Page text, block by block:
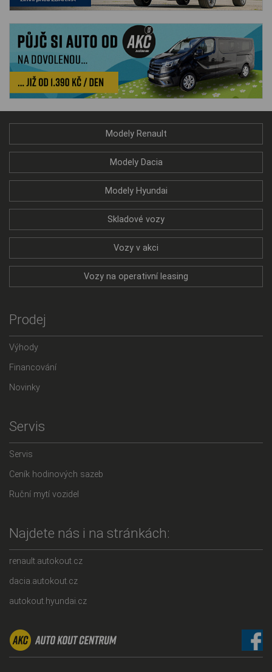
Modely Renault
Modely Dacia
Modely Hyundai
Skladové vozy
Vozy v akci
Vozy na operativní leasing
Prodej
Výhody
Financování
Novinky
Servis
Servis
Ceník hodinových sazeb
Ruční mytí vozidel
Najdete nás i na stránkách:
renault.autokout.cz
dacia.autokout.cz
autokout.hyundai.cz